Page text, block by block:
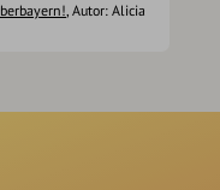
, Autor: Alicia